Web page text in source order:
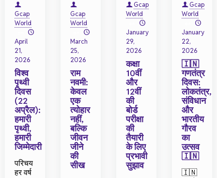
Gcap
World
April
21,
2026
विश्व
पृथ्वी
दिवस
(22
अप्रैल):
हमारी
पृथ्वी,
हमारी
जिम्मेदारी
परिचय
हर वर्ष
Gcap
World
March
25,
2026
राम
नवमी:
केवल
एक
त्योहार
नहीं,
बल्कि
जीवन
जीने
की
सीख
Gcap
World
January
29,
2026
कक्षा
10वीं
और
12वीं
की
बोर्ड
परीक्षा
की
तैयारी
के लिए
प्रभावी
सुझाव
Gcap
World
January
22,
2026
🇮🇳
गणतंत्र
दिवस:
लोकतंत्र,
संविधान
और
भारतीय
गौरव
का
उत्सव
🇮🇳
🇮🇳